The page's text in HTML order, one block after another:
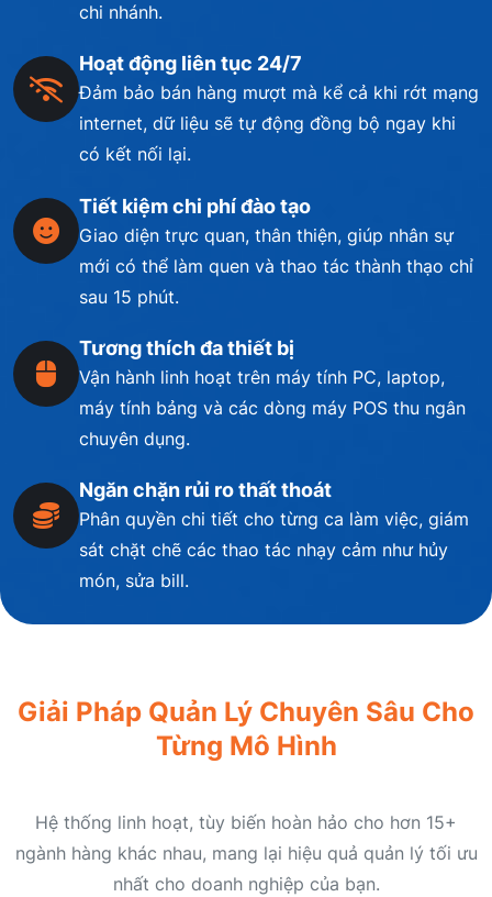
chi nhánh.
Hoạt động liên tục 24/7
Đảm bảo bán hàng mượt mà kể cả khi rớt mạng
internet, dữ liệu sẽ tự động đồng bộ ngay khi
có kết nối lại.
Tiết kiệm chi phí đào tạo
Giao diện trực quan, thân thiện, giúp nhân sự
mới có thể làm quen và thao tác thành thạo chỉ
sau 15 phút.
Tương thích đa thiết bị
Vận hành linh hoạt trên máy tính PC, laptop,
máy tính bảng và các dòng máy POS thu ngân
chuyên dụng.
Ngăn chặn rủi ro thất thoát
Phân quyền chi tiết cho từng ca làm việc, giám
sát chặt chẽ các thao tác nhạy cảm như hủy
món, sửa bill.
Giải Pháp Quản Lý Chuyên Sâu Cho
Từng Mô Hình
Hệ thống linh hoạt, tùy biến hoàn hảo cho hơn 15+
ngành hàng khác nhau, mang lại hiệu quả quản lý tối ưu
nhất cho doanh nghiệp của bạn.